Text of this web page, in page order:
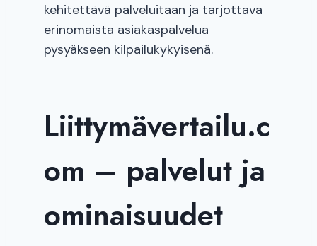
kehitettävä palveluitaan ja tarjottava
erinomaista asiakaspalvelua
pysyäkseen kilpailukykyisenä.
Liittymävertailu.c
om – palvelut ja
ominaisuudet